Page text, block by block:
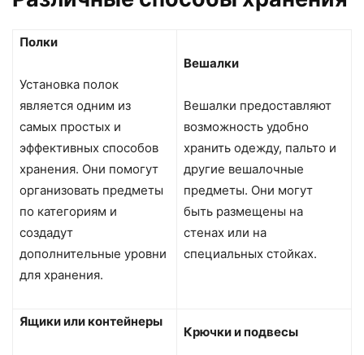
Полки
Установка полок
является одним из
самых простых и
эффективных способов
хранения. Они помогут
организовать предметы
по категориям и
создадут
дополнительные уровни
для хранения.
Вешалки
Вешалки предоставляют
возможность удобно
хранить одежду, пальто и
другие вешалочные
предметы. Они могут
быть размещены на
стенах или на
специальных стойках.
Ящики или контейнеры
Крючки и подвесы